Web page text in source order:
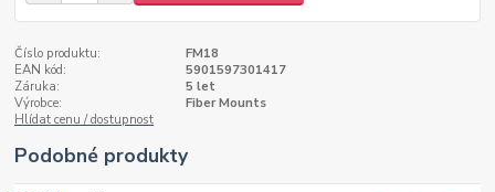
Číslo produktu:
FM18
EAN kód:
5901597301417
Záruka:
5 let
Výrobce:
Fiber Mounts
Hlídat cenu / dostupnost
Podobné produkty